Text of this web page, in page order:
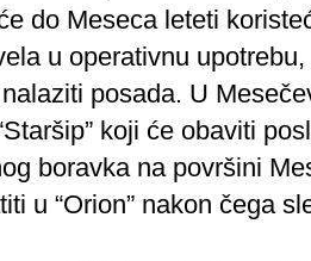
do Meseca leteti
u operativnu
posada. U
koji će obaviti
boravka na površini
u “Orion” nakon čega